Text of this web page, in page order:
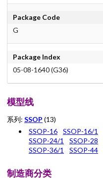
Package Code
G
Package Index
05-08-1640 (G36)
模型线
系列: SSOP (13)
SSOP-16
SSOP-16/1
SSOP-24/1
SSOP-28
SSOP-36/1
SSOP-44
制造商分类